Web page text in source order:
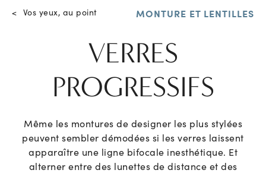
< Vos yeux, au point MONTURE ET LENTILLES
VERRES
PROGRESSIFS
Même les montures de designer les plus stylées
peuvent sembler démodées si les verres laissent
apparaître une ligne bifocale inesthétique. Et
alterner entre des lunettes de distance et des